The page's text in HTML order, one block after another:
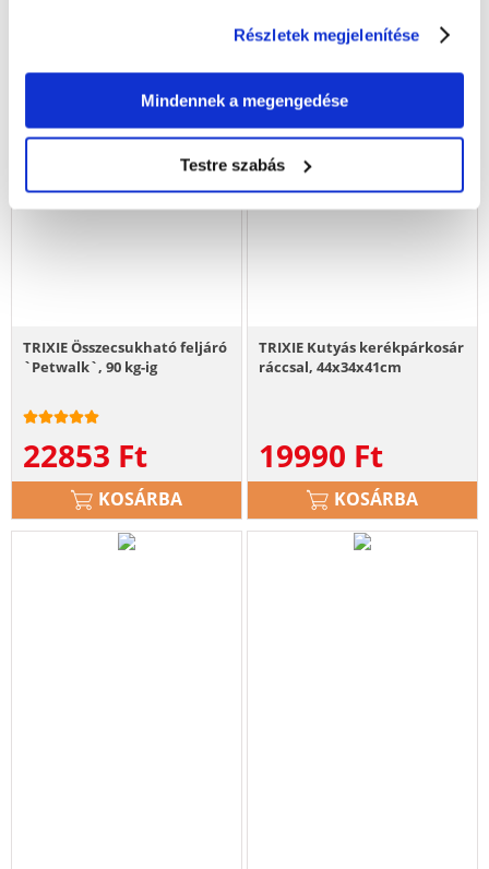
Részletek megjelenítése
Mindennek a megengedése
Testre szabás
TRIXIE Összecsukható feljáró
`Petwalk`, 90 kg-ig
22853 Ft
KOSÁRBA
TRIXIE Kutyás kerékpárkosár
ráccsal, 44x34x41cm
19990 Ft
KOSÁRBA